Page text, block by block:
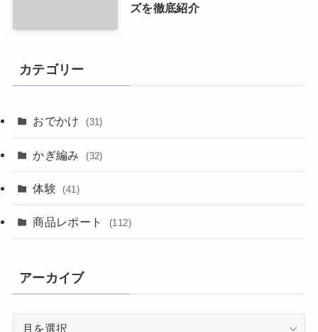
ズを徹底紹介
カテゴリー
おでかけ (31)
かぎ編み (32)
体験 (41)
商品レポート (112)
アーカイブ